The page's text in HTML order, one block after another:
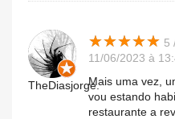
TheDiasjorge.
★★★★★
★★★★★ 5
11/06/2023 à
Mais uma vez,
vou estando
restaurante a